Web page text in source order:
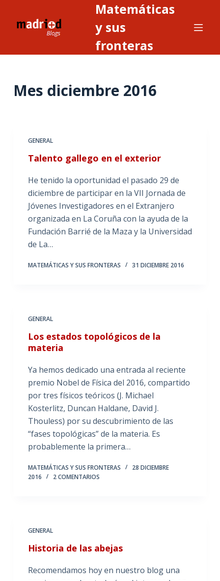
Matemáticas
y sus
fronteras
Mes diciembre 2016
GENERAL
Talento gallego en el exterior
He tenido la oportunidad el pasado 29 de
diciembre de participar en la VII Jornada de
Jóvenes Investigadores en el Extranjero
organizada en La Coruña con la ayuda de la
Fundación Barrié de la Maza y la Universidad
de La…
MATEMÁTICAS Y SUS FRONTERAS 31 DICIEMBRE 2016
GENERAL
Los estados topológicos de la
materia
Ya hemos dedicado una entrada al reciente
premio Nobel de Física del 2016, compartido
por tres físicos teóricos (J. Michael
Kosterlitz, Duncan Haldane, David J.
Thouless) por su descubrimiento de las
“fases topológicas” de la materia. Es
probablemente la primera…
MATEMÁTICAS Y SUS FRONTERAS
28 DICIEMBRE
2016
2 COMENTARIOS
GENERAL
Historia de las abejas
Recomendamos hoy en nuestro blog una